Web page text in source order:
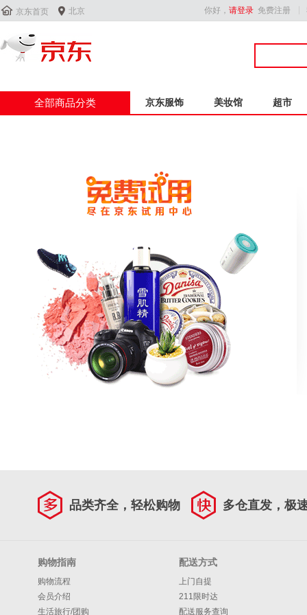
 京东首页  北京 你好， 请登录 免费注册
全部商品分类 京东服饰 美妆馆 超市
品类齐全，轻松购物 多仓直发，极
购物指南
购物流程
会员介绍
生活旅行/团购
配送方式
上门自提
211限时达
配送服务查询